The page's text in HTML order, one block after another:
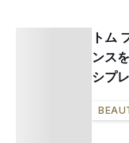
トム
ンス
シプ